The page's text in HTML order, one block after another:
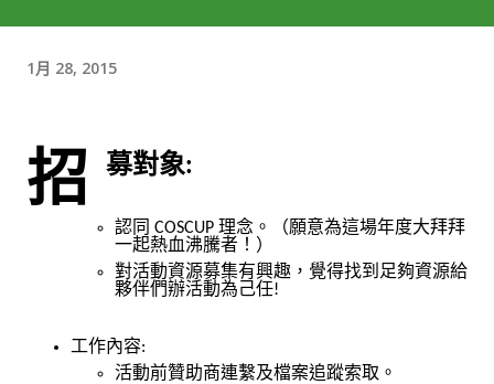
1月 28, 2015
招募對象:
認同 COSCUP 理念。（願意為這場年度大拜拜
一起熱血沸騰者！）
對活動資源募集有興趣，覺得找到足夠資源給
夥伴們辦活動為己任!
工作內容:
活動前贊助商連繫及檔案追蹤索取。